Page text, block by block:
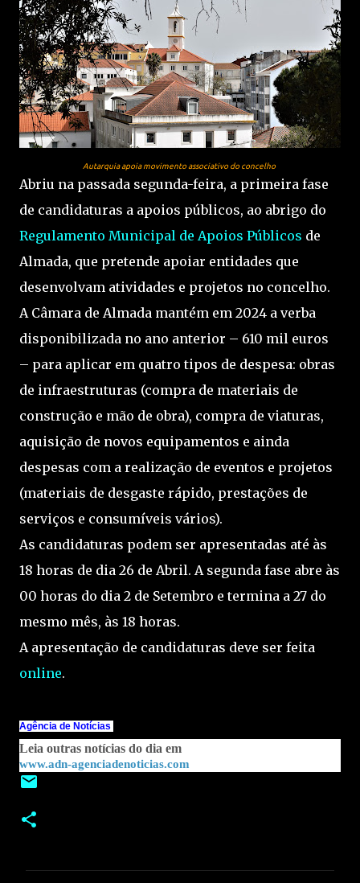
Autarquia apoia movimento associativo do concelho
Abriu na passada segunda-feira, a primeira fase
de candidaturas a apoios públicos, ao abrigo do
Regulamento Municipal de Apoios Públicos de
Almada, que pretende apoiar entidades que
desenvolvam atividades e projetos no concelho.
A Câmara de Almada mantém em 2024 a verba
disponibilizada no ano anterior – 610 mil euros
– para aplicar em quatro tipos de despesa: obras
de infraestruturas (compra de materiais de
construção e mão de obra), compra de viaturas,
aquisição de novos equipamentos e ainda
despesas com a realização de eventos e projetos
(materiais de desgaste rápido, prestações de
serviços e consumíveis vários).
As candidaturas podem ser apresentadas até às
18 horas de dia 26 de Abril. A segunda fase abre às
00 horas do dia 2 de Setembro e termina a 27 do
mesmo mês, às 18 horas.
A apresentação de candidaturas deve ser feita
online.
Agência de Notícias
Leia outras notícias do dia em
www.adn-agenciadenoticias.com